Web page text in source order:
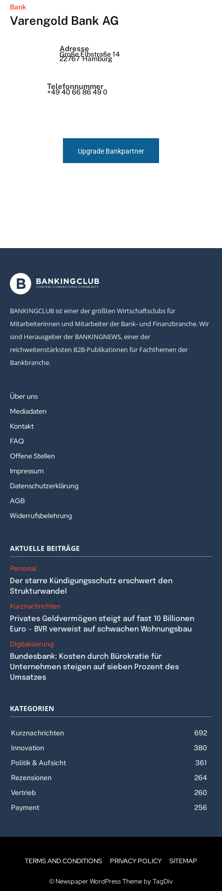
Bank
Varengold Bank AG
Adresse
Große Elbstraße 14
22767 Hamburg
Telefonnummer
+49 40 66 86 49 0
Upgrade Bankpartner
BANKINGCLUB ist einer der größten Wirtschaftsclubs für
Mitarbeiterinnen und Mitarbeiter der Bank- und Finanzbranche. Wir
sind Herausgeber der BANKINGNEWS, einer der
reichweitenstärksten B2B-Publikationen für Fachthemen der
Bankbranche.
Über uns
Mediadaten
Kontakt
FAQ
Offene Stellen
Impressum
Datenschutzerklärung
AGB
Widerrufsbelehrung
AKTUELLE BEITRÄGE
Personal
Der starre Kündigungsschutz erschwert den
Strukturwandel
Kurznachrichten
Privates Geldvermögen steigt auf fast 10 Billionen
Euro – BVR verweist auf schwachen Wohnungsbau
Digitalisierung
Bundesbank: Kosten durch Bürokratie für
Unternehmen steigen auf sieben Prozent des
Umsatzes
KATEGORIEN
Kurznachrichten
692
Innovation
380
Politik & Aufsicht
361
Rezensionen
264
Vertrieb
260
Payment
256
TERMS AND CONDITIONS PRIVACY POLICY SITEMAP
© Newspaper WordPress Theme by TagDiv